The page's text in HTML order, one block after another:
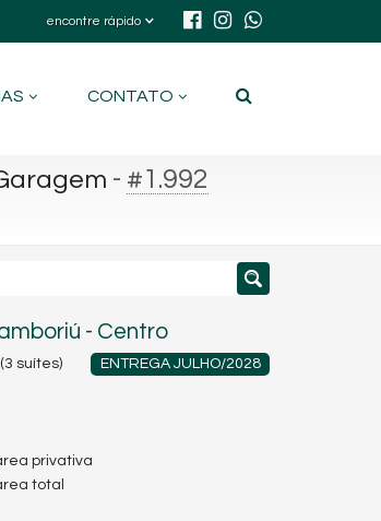
encontre rápido
CONTATO
- #1.992
- Centro
ENTREGA JULHO/2028
suítes)
privativa
total